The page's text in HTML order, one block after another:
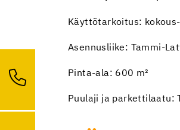
Käyttötarkoitus:
Asennusliike: Tammi-
Pinta-ala: 600 m²
Puulaji ja parkettilaatu: